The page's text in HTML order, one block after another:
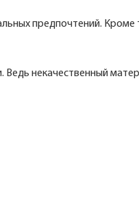
предпочтений. Кроме
некачественный